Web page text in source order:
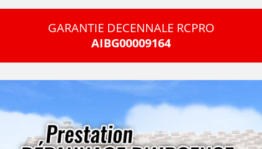
GARANTIE DECENNALE RCPRO
AIBG00009164